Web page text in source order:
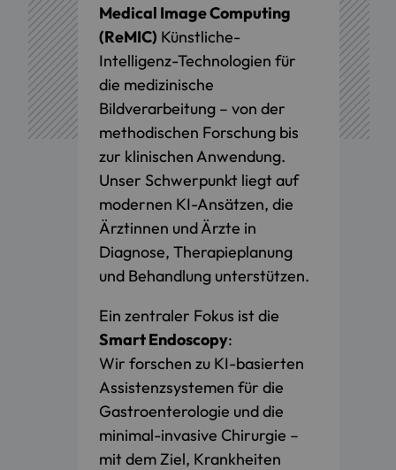
Medical Image Computing
(ReMIC) Künstliche-
Intelligenz-Technologien für
die medizinische
Bildverarbeitung – von der
methodischen Forschung bis
zur klinischen Anwendung.
Unser Schwerpunkt liegt auf
modernen KI-Ansätzen, die
Ärztinnen und Ärzte in
Diagnose, Therapieplanung
und Behandlung unterstützen.
Ein zentraler Fokus ist die
Smart Endoscopy:
Wir forschen zu KI-basierten
Assistenzsystemen für die
Gastroenterologie und die
minimal-invasive Chirurgie –
mit dem Ziel, Krankheiten